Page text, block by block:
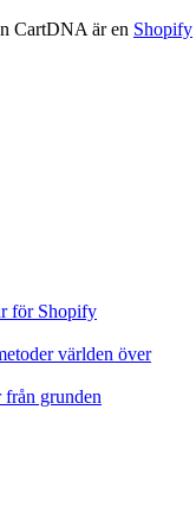
CartDNA är en Shopify
för Shopify
världen över
grunden